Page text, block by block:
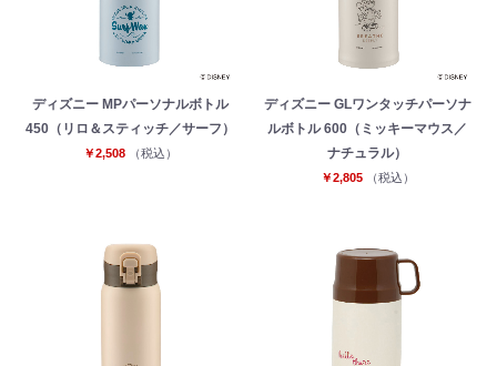
ディズニー MPパーソナルボトル
450（リロ＆スティッチ／サーフ）
￥2,508 （税込）
ディズニー GLワンタッチパーソナ
ルボトル 600（ミッキーマウス／
ナチュラル）
￥2,805 （税込）